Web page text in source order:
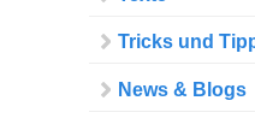
Tricks und
News & Blogs